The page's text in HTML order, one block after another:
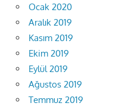
Ocak 2020
Aralık 2019
Kasım 2019
Ekim 2019
Eylül 2019
Ağustos 2019
Temmuz 2019